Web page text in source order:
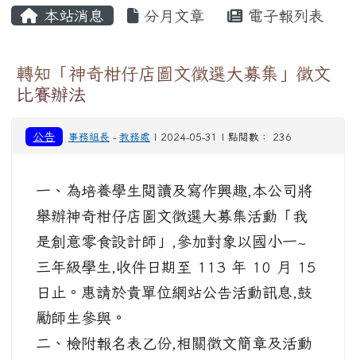
本站消息 分月文章 電子報列表
轉知「神奇柑仔店圖文徵選大募集」徵文
比賽辦法
公告 事務組長 - 教務處 | 2024-05-31 | 點閱數： 236
一、為培養學生閱讀及寫作興趣,本公司將
舉辦神奇柑仔店圖文徵選大募集活動「我
是創意零食設計師」,參加對象以國小一~
三年級學生,收件日期至 113 年 10 月 15
日止。惠請於貴單位網站公告活動訊息,鼓
勵師生參與。
二、檢附報名表乙份,相關徵文簡章及活動